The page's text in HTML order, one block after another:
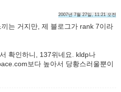
2007년 7월 27일, 11:21 오전
는 거지만, 제 블로그가 rank 7이라
확인하니, 137위네요. kldp나
보다 높아서 당황스러울뿐이